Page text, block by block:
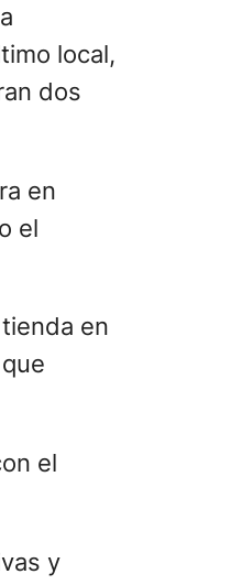
local,
dos
en
el
en
el
y